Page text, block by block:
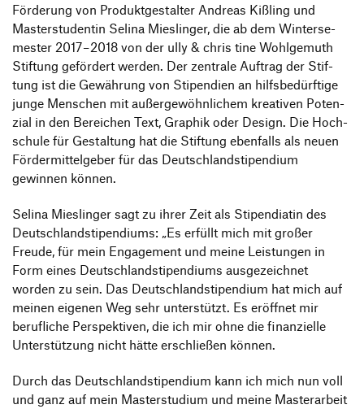
Förde­rung von Produkt­ge­stalter Andreas Kißling und
Master­stu­dentin Selina Mies­linger, die ab dem Winter­se­
mester 2017 – 2018 von der ully & chris tine Wohl­ge­muth
Stif­tung geför­dert werden. Der zentrale Auftrag der Stif­
tung ist die Gewäh­rung von Stipen­dien an hilfs­be­dürf­tige
junge Menschen mit außer­ge­wöhn­li­chem krea­tiven Poten­
zial in den Berei­chen Text, Graphik oder Design. Die Hoch­
schule für Gestal­tung hat die Stif­tung eben­falls als neuen
Förder­mit­tel­geber für das Deutsch­land­sti­pen­dium
gewinnen können.
Selina Mies­linger sagt zu ihrer Zeit als Stipen­diatin des
Deutsch­land­sti­pen­diums: „Es erfüllt mich mit großer
Freude, für mein Enga­ge­ment und meine Leis­tungen in
Form eines Deutsch­land­sti­pen­diums ausge­zeichnet
worden zu sein. Das Deutsch­land­sti­pen­dium hat mich auf
meinen eigenen Weg sehr unter­stützt. Es eröffnet mir
beruf­liche Perspek­tiven, die ich mir ohne die finan­zi­elle
Unter­stüt­zung nicht hätte erschließen können.
Durch das Deutsch­land­sti­pen­dium kann ich mich nun voll
und ganz auf mein Master­stu­dium und meine Master­ar­beit